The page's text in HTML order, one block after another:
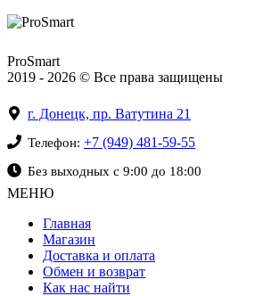
ProSmart
2019 - 2026 © Все права защищены
г. Донецк, пр. Ватутина 21
Телефон: +7 (949) 481-59-55
Без выходных с 9:00 до 18:00
МЕНЮ
Главная
Магазин
Доставка и оплата
Обмен и возврат
Как нас найти